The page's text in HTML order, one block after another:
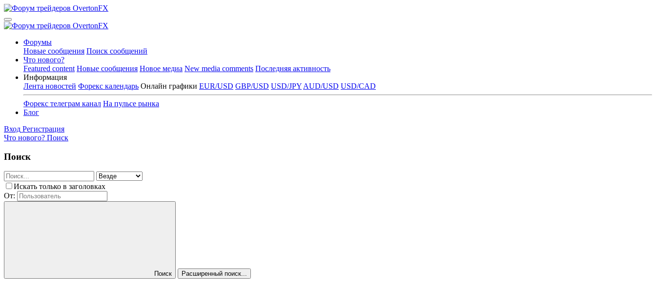
Форумы
Новые сообщения Поиск сообщений
Что нового?
Featured content Новые сообщения Новое медиа New media comments Последняя активность
Информация
Лента новостей Форекс календарь Онлайн графики EUR/USD GBP/USD USD/JPY AUD/USD USD/CAD
Форекс телеграм канал На пульсе рынка
Блог
Вход Регистрация
Что нового? Поиск
Поиск
Искать только в заголовках
От:
Поиск Расширенный поиск...